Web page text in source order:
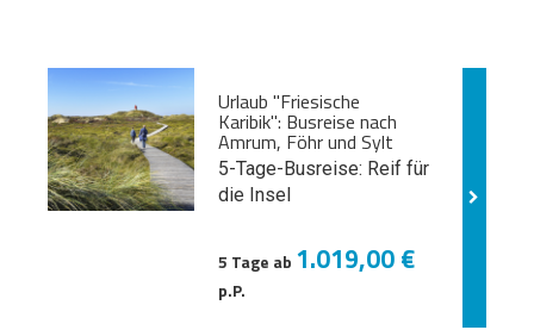
Urlaub "Friesische
Karibik": Busreise nach
Amrum, Föhr und Sylt
5-Tage-Busreise: Reif für
die Insel
5 Tage ab 1.019,00 €
p.P.